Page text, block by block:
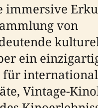
immersive
von
ein
für
Vintage-